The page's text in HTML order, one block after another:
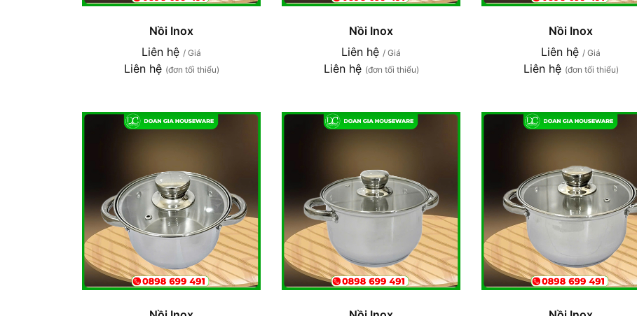
Nồi Inox
Liên hệ / Giá
Liên hệ (đơn tối thiểu)
Nồi Inox
Liên hệ / Giá
Liên hệ (đơn tối thiểu)
Nồi Inox
Liên hệ / Giá
Liên hệ (đơn tối thiểu)